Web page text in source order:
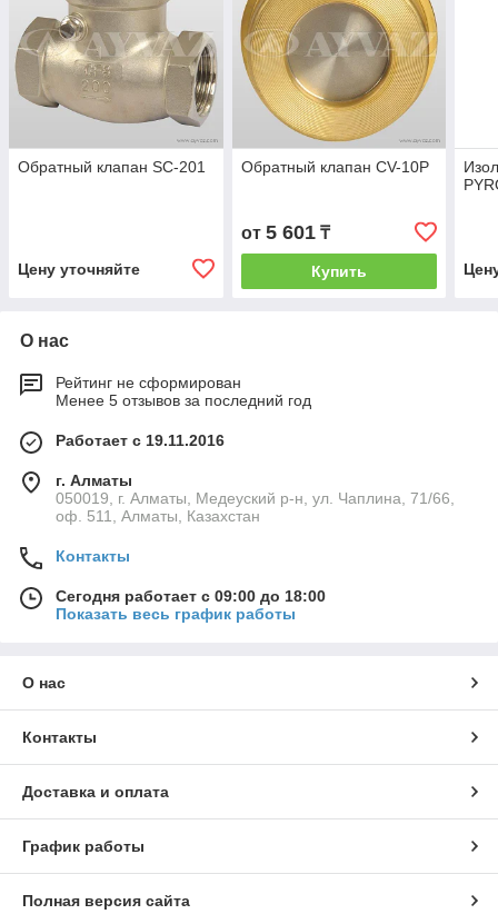
Обратный клапан SC-201
Цену уточняйте
Обратный клапан CV-10P
от 5 601₸
Купить
О нас
Рейтинг не сформирован
Менее 5 отзывов за последний год
Работает с 19.11.2016
г. Алматы
050019, г. Алматы, Медеуский р-н, ул. Чаплина, 71/66,
оф. 511, Алматы, Казахстан
Контакты
Сегодня работает с 09:00 до 18:00
Показать весь график работы
О нас
Контакты
Доставка и оплата
График работы
Полная версия сайта